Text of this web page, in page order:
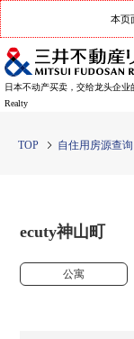
本页
日本不动产买卖，交给龙头企业
Realty
TOP 自住用房源查询
ecuty神山町
公寓